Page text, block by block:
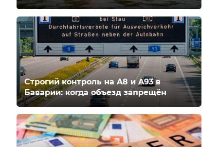
Строгий контроль на A8 и A93 в
Баварии: когда объезд запрещён